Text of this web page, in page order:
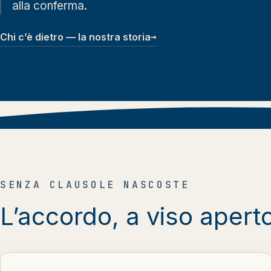
alla conferma.
Chi c’è dietro — la nostra storia→
SENZA CLAUSOLE NASCOSTE
L’accordo, a viso